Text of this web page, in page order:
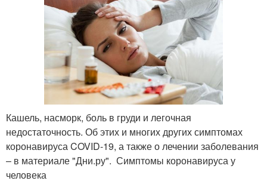
Кашель, насморк, боль в груди и легочная
недостаточность. Об этих и многих других симптомах
коронавируса COVID-19, а также о лечении заболевания
– в материале "Дни.ру". Симптомы коронавируса у
человека